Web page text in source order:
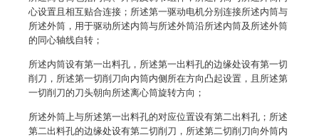
心设置且相互贴合连接；所述第一驱动电机分别连接所述内筒与
所述外筒，用于驱动所述内筒与所述外筒沿所述内筒及所述外筒
的同心轴线自转；
所述内筒设有第一出料孔，所述第一出料孔的边缘处设有第一切
削刀，所述第一切削刀向内筒内侧所在方向凸起设置，且所述第
一切削刀的刀头朝向所述离心筒旋转方向；
所述外筒上与所述第一出料孔的对应位置设有第二出料孔；所述
第二出料孔的边缘处设有第二切削刀，所述第二切削刀向外筒内